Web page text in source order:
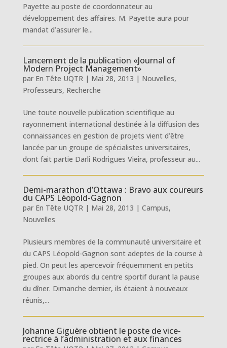
Payette au poste de coordonnateur au
développement des affaires. M. Payette aura pour
mandat d’assurer le...
Lancement de la publication «Journal of
Modern Project Management»
par En Tête UQTR| Mai 28, 2013 | Nouvelles,
Professeurs, Recherche
Une toute nouvelle publication scientifique au
rayonnement international destinée à la diffusion des
connaissances en gestion de projets vient d’être
lancée par un groupe de spécialistes universitaires,
dont fait partie Darli Rodrigues Vieira, professeur au...
Demi-marathon d’Ottawa : Bravo aux coureurs
du CAPS Léopold-Gagnon
par En Tête UQTR| Mai 28, 2013 | Campus,
Nouvelles
Plusieurs membres de la communauté universitaire et
du CAPS Léopold-Gagnon sont adeptes de la course à
pied. On peut les apercevoir fréquemment en petits
groupes aux abords du centre sportif durant la pause
du dîner. Dimanche dernier, ils étaient à nouveaux
réunis,...
Johanne Giguère obtient le poste de vice-
rectrice à l’administration et aux finances